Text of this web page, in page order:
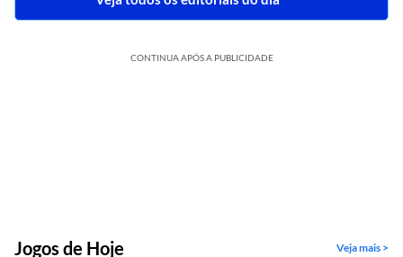
CONTINUA APÓS A PUBLICIDADE
Jogos de Hoje Veja mais >